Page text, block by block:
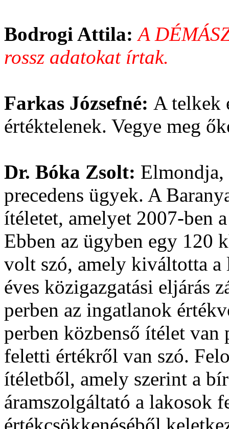
Bodrogi Attila:A
rossz adatokat írtak.
Farkas Józsefné: A telkek
értéktelenek. Vegye meg
Dr. Bóka Zsolt: Elmondja,
precedens ügyek. A
ítéletet, amelyet 2007-ben
Ebben az ügyben egy 120
volt szó, amely kiváltotta a
éves közigazgatási eljárás
perben az ingatlanok
perben közbenső ítélet
feletti értékről van szó.
ítéletből, amely szerint a
áramszolgáltató a lakosok